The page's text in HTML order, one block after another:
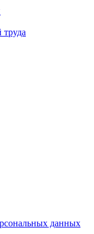
данных